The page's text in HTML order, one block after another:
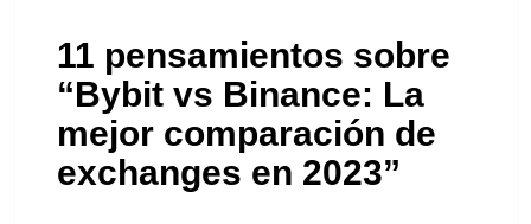
11 pensamientos sobre
“Bybit vs Binance: La
mejor comparación de
exchanges en 2023”